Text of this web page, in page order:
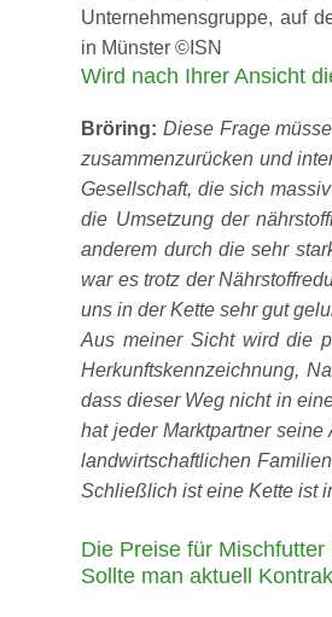
Unternehmensgruppe, auf
in Münster ©ISN
Wird nach Ihrer Ansicht
Bröring: Diese Frage
zusammenzurücken und
Gesellschaft, die sich
die Umsetzung der
anderem durch die sehr
war es trotz der
uns in der Kette sehr gut
Aus meiner Sicht wird die
Herkunftskennzeichnung,
dass dieser Weg nicht in
hat jeder Marktpartner
landwirtschaftlichen
Schließlich ist eine Kette ist
Die Preise für
Sollte man aktuell